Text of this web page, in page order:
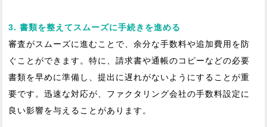
3. 書類を整えてスムーズに手続きを進める
審査がスムーズに進むことで、余分な手数料や追加費用を防
ぐことができます。特に、請求書や通帳のコピーなどの必要
書類を早めに準備し、提出に遅れがないようにすることが重
要です。迅速な対応が、ファクタリング会社の手数料設定に
良い影響を与えることがあります。